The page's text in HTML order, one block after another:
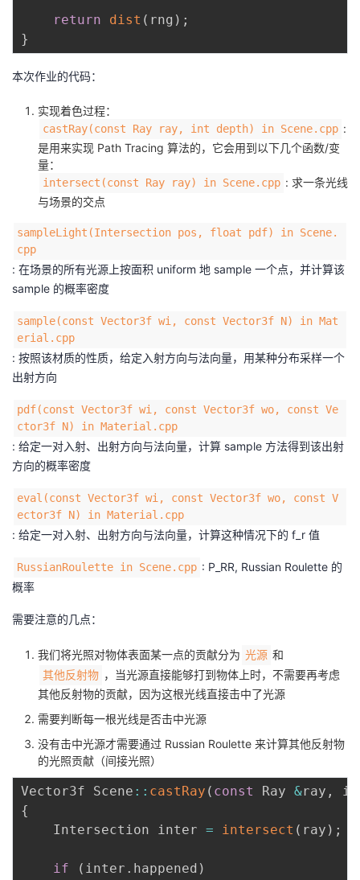
return dist ( rng ) ;
}
本次作业的代码：
实现着色过程：
castRay(const Ray ray, int depth) in Scene.cpp :
是用来实现 Path Tracing 算法的，它会用到以下几个函数/变
量：
intersect(const Ray ray) in Scene.cpp : 求一条光线
与场景的交点
sampleLight(Intersection pos, float pdf) in Scene.
cpp
: 在场景的所有光源上按面积 uniform 地 sample 一个点，并计算该
sample 的概率密度
sample(const Vector3f wi, const Vector3f N) in Mat
erial.cpp
: 按照该材质的性质，给定入射方向与法向量，用某种分布采样一个
出射方向
pdf(const Vector3f wi, const Vector3f wo, const Ve
ctor3f N) in Material.cpp
: 给定一对入射、出射方向与法向量，计算 sample 方法得到该出射
方向的概率密度
eval(const Vector3f wi, const Vector3f wo, const V
ector3f N) in Material.cpp
: 给定一对入射、出射方向与法向量，计算这种情况下的 f_r 值
RussianRoulette in Scene.cpp : P_RR, Russian Roulette 的
概率
需要注意的几点：
我们将光照对物体表面某一点的贡献分为 光源 和
其他反射物 ，当光源直接能够打到物体上时，不需要再考虑
其他反射物的贡献，因为这根光线直接击中了光源
需要判断每一根光线是否击中光源
没有击中光源才需要通过 Russian Roulette 来计算其他反射物
的光照贡献（间接光照）
Vector3f Scene : : castRay ( const Ray &ray ,
{
    Intersection inter
= intersect ( ray ) ;
if ( inter . happened )